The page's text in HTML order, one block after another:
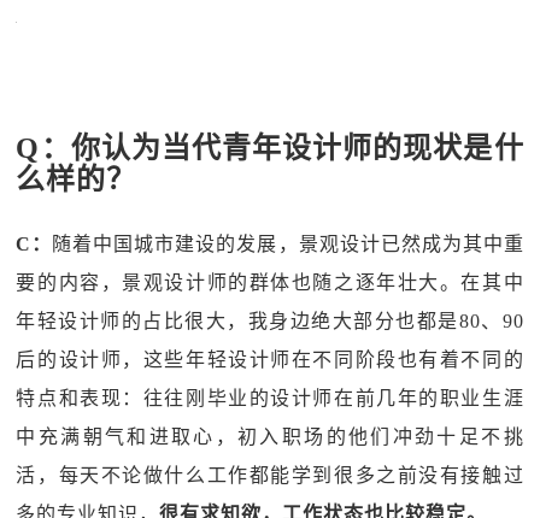
Q：你认为当代青年设计师的现状是什
么样的？
C： 随着中国城市建设的发展，景观设计已然成为其中重
要的内容，景观设计师的群体也随之逐年壮大。在其中
年轻设计师的占比很大，我身边绝大部分也都是80、90
后的设计师，这些年轻设计师在不同阶段也有着不同的
特点和表现：往往刚毕业的设计师在前几年的职业生涯
中充满朝气和进取心，初入职场的他们冲劲十足不挑
活，每天不论做什么工作都能学到很多之前没有接触过
多的专业知识，很有求知欲，工作状态也比较稳定。